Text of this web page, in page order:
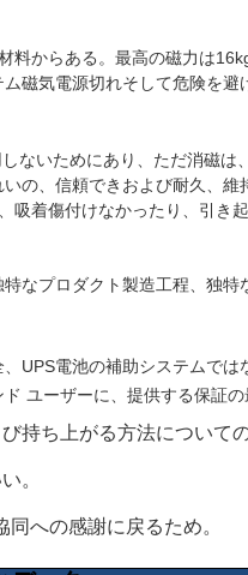
からある。最高の磁力は
磁気電源切れそして危険を
いためにあり、ただ消磁
の、信頼できおよび耐久、維
着傷付けなかったり、引き
なプロダクト製造工程、独特
UPS電池の補助システムで
ユーザーに、提供する保証の
持ち上がる方法について
。
への感謝に戻るため。